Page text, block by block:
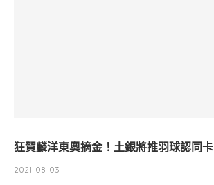
狂賀麟洋東奧摘金！土銀將推羽球認同卡
2021-08-03